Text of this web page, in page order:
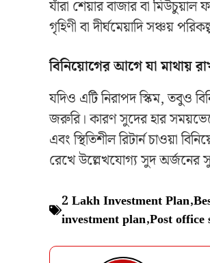
যাঁরা শেয়ার বাজার বা মিউচুয়াল
গৃহিণী বা দীর্ঘমেয়াদি সঞ্চয়
বিনিয়োগের আগে যা মাথায়
যদিও এটি নিরাপদ স্কিম, তবুও
জরুরি। কারণ সুদের হার
এবং স্থিতিশীল রিটার্ন চাওয়া
রেখে উল্লেখযোগ্য সুদ অর্জনের
2 Lakh Investment Plan,
investment plan,Post office